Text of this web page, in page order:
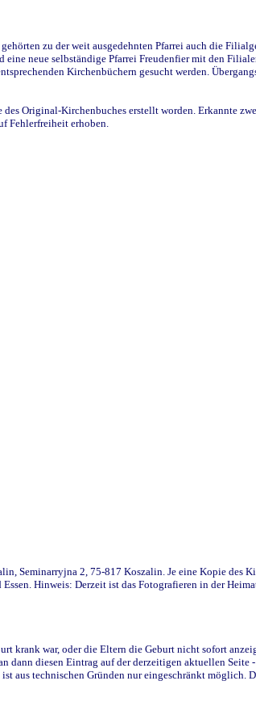
zu der weit ausgedehnten Pfarrei auch die
neue selbständige Pfarrei Freudenfier mit den
Kirchenbüchern gesucht werden.
Original-Kirchenbuches erstellt worden. Erkannte
Fehlerfreiheit erhoben.
Seminarryjna 2, 75-817 Koszalin. Je eine Kopie des
Hinweis: Derzeit ist das Fotografieren in der
krank war, oder die Eltern die Geburt nicht sofort
dann diesen Eintrag auf der derzeitigen aktuellen Seite
aus technischen Gründen nur eingeschränkt möglich.